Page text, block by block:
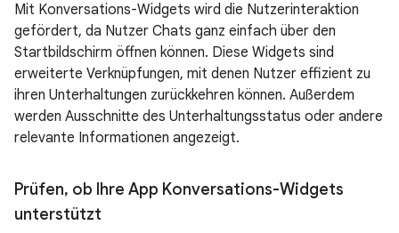
Mit Konversations-Widgets wird die Nutzerinteraktion
gefördert, da Nutzer Chats ganz einfach über den
Startbildschirm öffnen können. Diese Widgets sind
erweiterte Verknüpfungen, mit denen Nutzer effizient zu
ihren Unterhaltungen zurückkehren können. Außerdem
werden Ausschnitte des Unterhaltungsstatus oder andere
relevante Informationen angezeigt.
Prüfen, ob Ihre App Konversations-Widgets
unterstützt